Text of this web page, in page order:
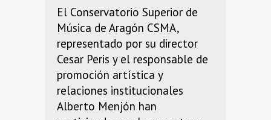
El Conservatorio Superior de
Música de Aragón CSMA,
representado por su director
Cesar Peris y el responsable de
promoción artística y
relaciones institucionales
Alberto Menjón han